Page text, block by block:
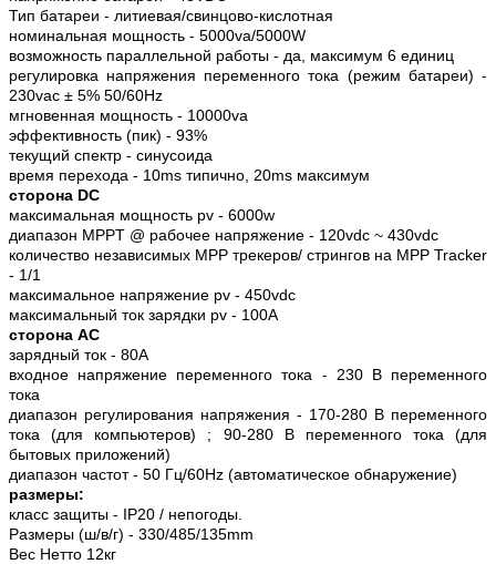
Тип батареи - литиевая/свинцово-кислотная
номинальная мощность - 5000va/5000W
возможность параллельной работы - да, максимум 6 единиц
регулировка напряжения переменного тока (режим батареи) -
230vac ± 5% 50/60Hz
мгновенная мощность - 10000va
эффективность (пик) - 93%
текущий спектр - синусоида
время перехода - 10ms типично, 20ms максимум
сторона DC
максимальная мощность pv - 6000w
диапазон MPPT @ рабочее напряжение - 120vdc ~ 430vdc
количество независимых MPP трекеров/ стрингов на MPP Tracker
- 1/1
максимальное напряжение pv - 450vdc
максимальный ток зарядки pv - 100A
сторона AC
зарядный ток - 80A
входное напряжение переменного тока - 230 В переменного
тока
диапазон регулирования напряжения - 170-280 В переменного
тока (для компьютеров) ; 90-280 В переменного тока (для
бытовых приложений)
диапазон частот - 50 Гц/60Hz (автоматическое обнаружение)
размеры:
класс защиты - IP20 / непогоды.
Размеры (ш/в/г) - 330/485/135mm
Вес Нетто 12кг